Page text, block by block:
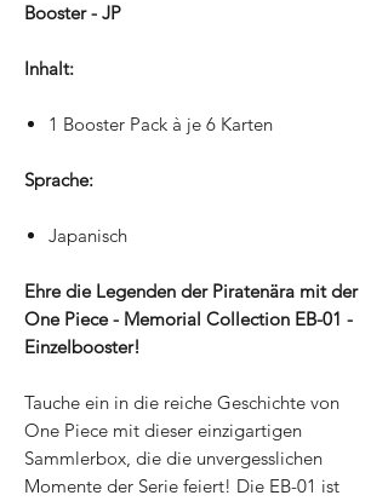
Booster - JP
Inhalt:
1 Booster Pack à je 6 Karten
Sprache:
Japanisch
Ehre die Legenden der Piratenära mit der
One Piece - Memorial Collection EB-01 -
Einzelbooster!
Tauche ein in die reiche Geschichte von
One Piece mit dieser einzigartigen
Sammlerbox, die die unvergesslichen
Momente der Serie feiert! Die EB-01 ist